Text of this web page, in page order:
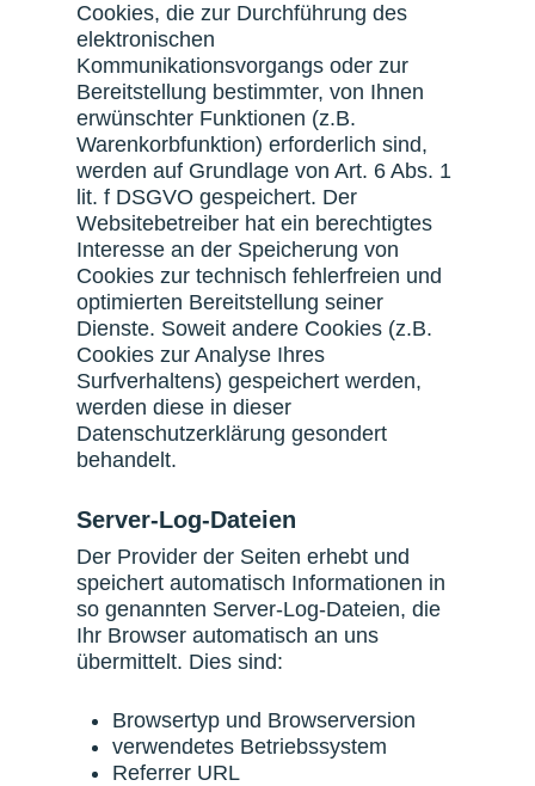
Cookies, die zur Durchführung des
elektronischen
Kommunikationsvorgangs oder zur
Bereitstellung bestimmter, von Ihnen
erwünschter Funktionen (z.B.
Warenkorbfunktion) erforderlich sind,
werden auf Grundlage von Art. 6 Abs. 1
lit. f DSGVO gespeichert. Der
Websitebetreiber hat ein berechtigtes
Interesse an der Speicherung von
Cookies zur technisch fehlerfreien und
optimierten Bereitstellung seiner
Dienste. Soweit andere Cookies (z.B.
Cookies zur Analyse Ihres
Surfverhaltens) gespeichert werden,
werden diese in dieser
Datenschutzerklärung gesondert
behandelt.
Server-Log-Dateien
Der Provider der Seiten erhebt und
speichert automatisch Informationen in
so genannten Server-Log-Dateien, die
Ihr Browser automatisch an uns
übermittelt. Dies sind:
Browsertyp und Browserversion
verwendetes Betriebssystem
Referrer URL